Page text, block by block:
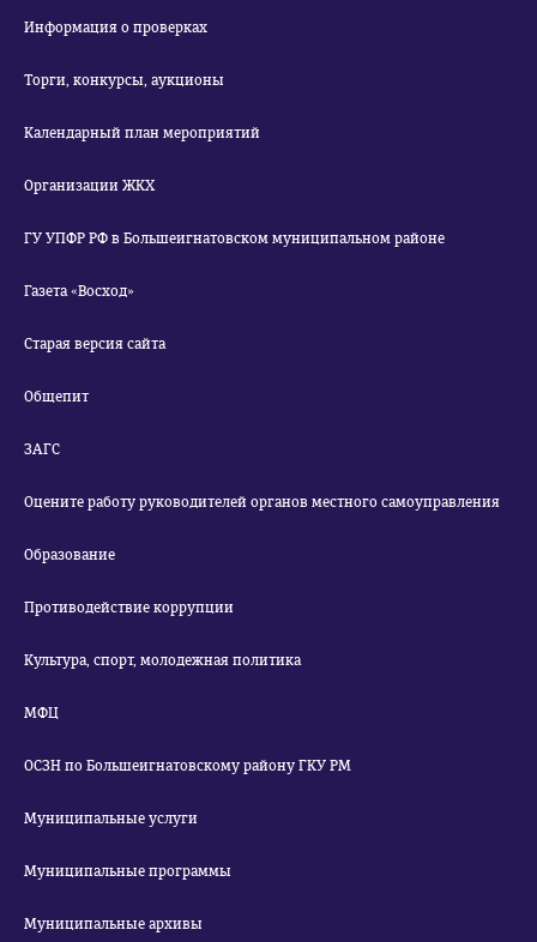
Информация о проверках
Торги, конкурсы, аукционы
Календарный план мероприятий
Организации ЖКХ
ГУ УПФР РФ в Большеигнатовском муниципальном районе
Газета «Восход»
Старая версия сайта
Общепит
ЗАГС
Оцените работу руководителей органов местного самоуправления
Образование
Противодействие коррупции
Культура, спорт, молодежная политика
МФЦ
ОСЗН по Большеигнатовскому району ГКУ РМ
Муниципальные услуги
Муниципальные программы
Муниципальные архивы